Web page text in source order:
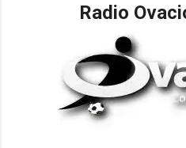
Radio